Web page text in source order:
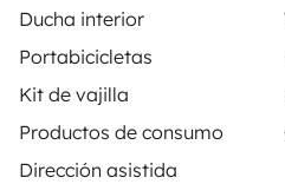
Ducha interior
Portabicicletas
Kit de vajilla
Productos de consumo
Dirección asistida